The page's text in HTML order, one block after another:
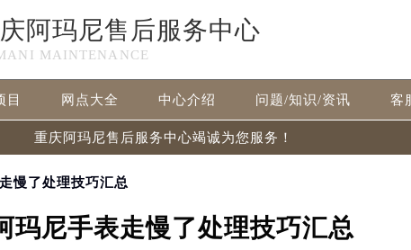
阿玛尼售后服务中心
MAINTENANCE
目 网点大全 中心介绍 问题/知识/资讯 客
重庆阿玛尼售后服务中心竭诚为您服务！
慢了处理技巧汇总
玛尼手表走慢了处理技巧汇总